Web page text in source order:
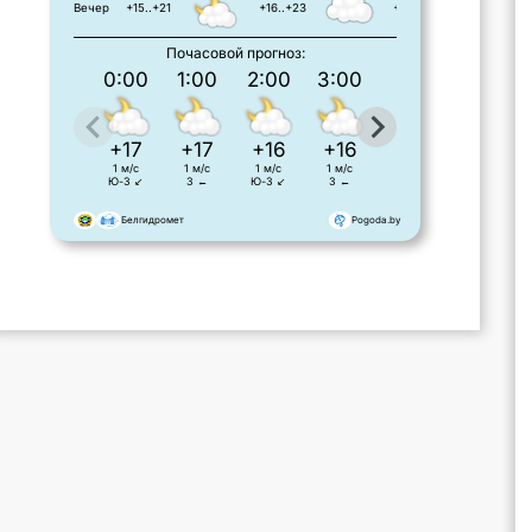
+15..+21 +16..+23 +21..+24
Вечер
Почасовой прогноз:
0:00
+17
1 м/с
Ю-З ↙
1:00
+17
1 м/с
З ←
2:00
+16
1 м/с
Ю-З ↙
3:00
+16
1 м/с
З ←
Pogoda.by
Белгидромет